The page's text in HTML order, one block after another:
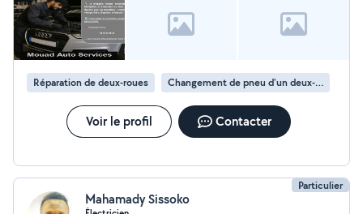
Réparation de deux-roues Changement de pneu d'un deux-roues
Voir le profil Contacter
Particulier
Mahamady Sissoko